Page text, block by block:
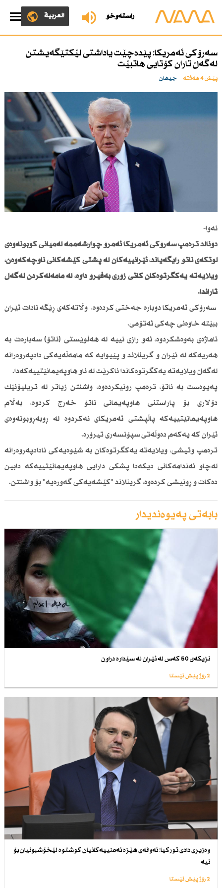
ڕاستەوخۆ العربية
سەرۆكی ئەمریكا: پێدەچێت یاداشتی لێكتێگەیشتن
لەگەڵ تاران كۆتایی هاتبێت
پێش 4 هەفتە جیهان
نەوا-
دۆناڵد ترەمپ سەرۆكی ئەمریكا ئەمڕۆ چوارشەممە لەمیانی كۆبونەوەی
لوتكەی ناتۆ رایگەیاند، ئێرانییەكان لە پشتی كێشەكانی ناوچەكەوەن،
ویلایەتە یەكگرتوەكان كاتی زۆری بەفیڕۆ داوە، لە مامەڵەكردن لەگەڵ
تاراندا.
سەرۆكی ئەمریكا دوبارە جەختی كردەوە، وڵاتەكەی ڕێگە نادات ئێران
ببێتە خاوەنی چەكی ئەتۆمی.
ئاماژەی بەوەشكردوە، ئەو رازی نییە لە هەڵوێستی (ناتۆ) سەبارەت بە
هەریەكە لە ئێران و گرینلاند و پێیوایە كە مامەڵەیەكی دادپەروەرانە
لەگەڵ ویلایەتە یەكگرتوەكاندا ناكرێت لە ناو هاوپەیمانێتییەكەدا.
پەیوەست بە ناتۆ، ترەمپ رونیكردەوە، واشنتن زیاتر لە تریلیۆنێك
دۆلاری بۆ پاراستنی هاوپەیمانی ناتۆ خەرج كردوە، بەڵام
هاوپەیمانێتییەكە پاڵپشتی ئەمریكای نەكردوە لە ڕوبەڕوبونەوەی
ئێران كە یەكەم دەوڵەتی سپۆنسەری تیرۆرە.
ترەمپ وتیشی، ویلایەتە یەكگرتوەكان بە شێوەیەكی نادادپەروەرانە
لەچاو ئەندامەكانی دیكەدا پشكی دارایی هاوپەیمانێتییەكە دابین
دەكات و ڕونیشی كردەوە، گرینلاند "كێشەیەكی گەورەیە" بۆ واشنتن.
بابەتی پەیوەندیدار
نزیكەی 50 كەس لە ئێران لە سێدارە دراون
2 رۆژ پێش ئێستا
وەزیری دادی توركیا: ئەوانەی هێزە ئەمنییەكانیان كوشتوە لێخۆشبونیان بۆ
نیە
2 رۆژ پێش ئێستا